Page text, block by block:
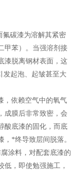
氟碳漆为溶解其紧密
甲苯）。当强溶剂接
漆脱离钢材表面，这
发起泡、起皱甚至大
，依赖空气中的氧气
成膜后非常致密，会
酸底漆的固化，而底
*终导致层间脱落。
涂料，对配套底漆的
低，即使勉强施工，